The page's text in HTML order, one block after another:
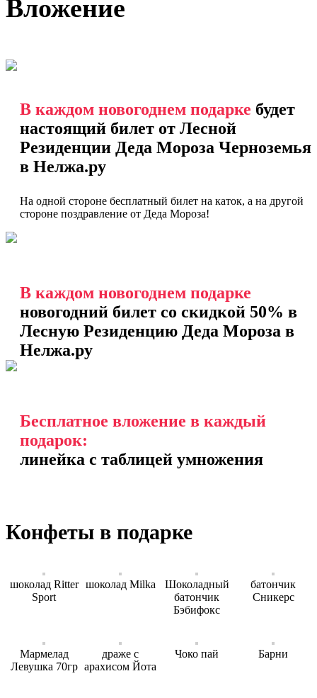
Вложение
В каждом новогоднем подарке будет
настоящий билет от Лесной
Резиденции Деда Мороза Черноземья
в Нелжа.ру
На одной стороне бесплатный билет на каток, а на другой
стороне поздравление от Деда Мороза!
В каждом новогоднем подарке
новогодний билет со скидкой 50% в
Лесную Резиденцию Деда Мороза в
Нелжа.ру
Бесплатное вложение в каждый
подарок:
линейка с таблицей умножения
Конфеты в подарке
шоколад Ritter
Sport
шоколад Milka
Шоколадный
батончик
Бэбифокс
батончик
Сникерс
Мармелад
Левушка 70гр
драже с
арахисом Йота
Чоко пай Барни